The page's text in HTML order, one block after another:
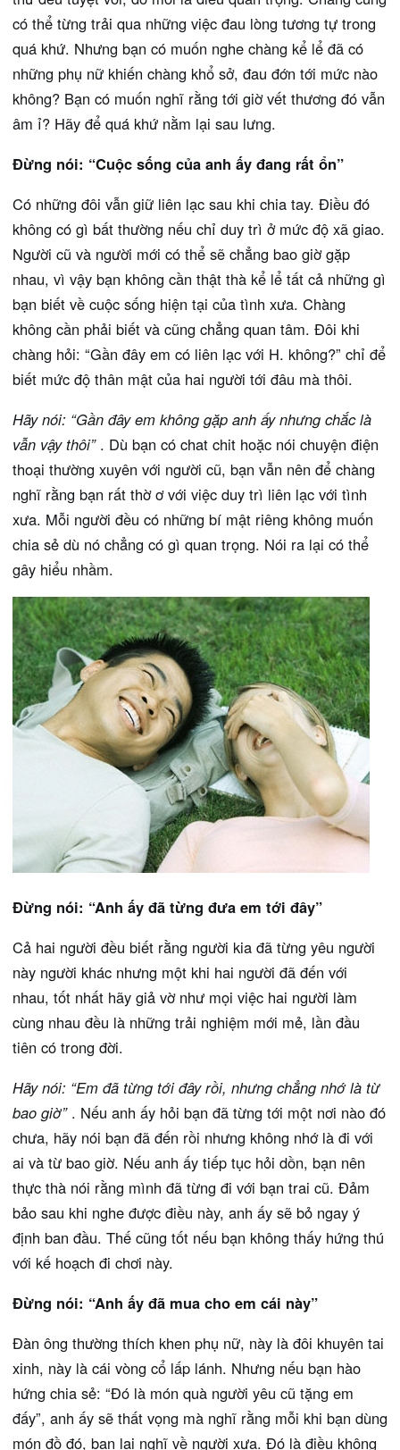
có thể từng trải qua những việc đau lòng tương tự trong
quá khứ. Nhưng bạn có muốn nghe chàng kể lể đã có
những phụ nữ khiến chàng khổ sở, đau đớn tới mức nào
không? Bạn có muốn nghĩ rằng tới giờ vết thương đó vẫn
âm ỉ? Hãy để quá khứ nằm lại sau lưng.
Đừng nói: “Cuộc sống của anh ấy đang rất ổn”
Có những đôi vẫn giữ liên lạc sau khi chia tay. Điều đó
không có gì bất thường nếu chỉ duy trì ở mức độ xã giao.
Người cũ và người mới có thể sẽ chẳng bao giờ gặp
nhau, vì vậy bạn không cần thật thà kể lể tất cả những gì
bạn biết về cuộc sống hiện tại của tình xưa. Chàng
không cần phải biết và cũng chẳng quan tâm. Đôi khi
chàng hỏi: “Gần đây em có liên lạc với H. không?” chỉ để
biết mức độ thân mật của hai người tới đâu mà thôi.
Hãy nói: “Gần đây em không gặp anh ấy nhưng chắc là
vẫn vậy thôi”. Dù bạn có chat chit hoặc nói chuyện điện
thoại thường xuyên với người cũ, bạn vẫn nên để chàng
nghĩ rằng bạn rất thờ ơ với việc duy trì liên lạc với tình
xưa. Mỗi người đều có những bí mật riêng không muốn
chia sẻ dù nó chẳng có gì quan trọng. Nói ra lại có thể
gây hiểu nhầm.
Đừng nói: “Anh ấy đã từng đưa em tới đây”
Cả hai người đều biết rằng người kia đã từng yêu người
này người khác nhưng một khi hai người đã đến với
nhau, tốt nhất hãy giả vờ như mọi việc hai người làm
cùng nhau đều là những trải nghiệm mới mẻ, lần đầu
tiên có trong đời.
Hãy nói: “Em đã từng tới đây rồi, nhưng chẳng nhớ là từ
bao giờ”. Nếu anh ấy hỏi bạn đã từng tới một nơi nào đó
chưa, hãy nói bạn đã đến rồi nhưng không nhớ là đi với
ai và từ bao giờ. Nếu anh ấy tiếp tục hỏi dồn, bạn nên
thực thà nói rằng mình đã từng đi với bạn trai cũ. Đảm
bảo sau khi nghe được điều này, anh ấy sẽ bỏ ngay ý
định ban đầu. Thế cũng tốt nếu bạn không thấy hứng thú
với kế hoạch đi chơi này.
Đừng nói: “Anh ấy đã mua cho em cái này”
Đàn ông thường thích khen phụ nữ, này là đôi khuyên tai
xinh, này là cái vòng cổ lấp lánh. Nhưng nếu bạn hào
hứng chia sẻ: “Đó là món quà người yêu cũ tặng em
đấy”, anh ấy sẽ thất vọng mà nghĩ rằng mỗi khi bạn dùng
món đồ đó, bạn lại nghĩ về người xưa. Đó là điều không